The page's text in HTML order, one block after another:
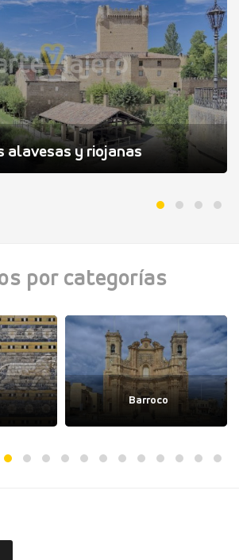
alavesas y riojanas
por categorías
Barroco